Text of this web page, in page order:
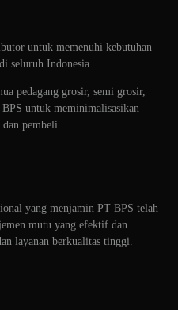
untuk memenuhi kebutuhan
seluruh Indonesia.
pedagang grosir, semi grosir,
untuk meminimalisasikan
pembeli.
yang menjamin PT BPS telah
mutu yang efektif dan
layanan berkualitas tinggi.